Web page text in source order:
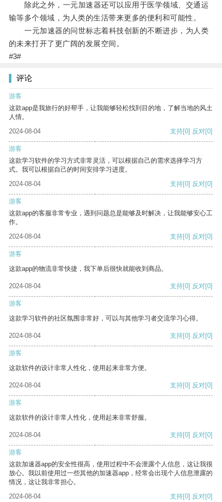
除此之外，一元加速器还可以应用于医学领域、交通运
输等多个领域，为人类的生活带来更多的便利和可能性。
一元加速器的问世标志着科技创新的不断进步，为人类
的未来打开了更广阔的发展空间。
#3#
评论
游客
这款app是我旅行的好帮手，让我能够轻松找到目的地，了解当地的风土
人情。
2024-08-04
支持[0] 反对[0]
游客
这款学习软件的学习方式非常灵活，可以根据自己的需求选择学习方
式。我可以根据自己的时间安排学习进度。
2024-08-04
支持[0] 反对[0]
游客
这款app的客服非常专业，遇到问题总是能够及时解决，让我能够安心工
作。
2024-08-04
支持[0] 反对[0]
游客
这款app的物流非常快捷，我下单后很快就能收到商品。
2024-08-04 支持[0] 反对[0]
游客
这款学习软件的社区氛围非常好，可以与其他学习者交流学习心得。
2024-08-04 支持[0] 反对[0]
游客
这款软件的设计非常人性化，使用起来非常方便。
2024-08-04 支持[0] 反对[0]
游客
这款软件的设计非常人性化，使用起来非常舒服。
2024-08-04 支持[0] 反对[0]
游客
这款加速器app的安全性很高，使用过程中不会泄露个人信息，这让我很
放心。我以前使用过一些其他的加速器app，经常会出现个人信息泄露的
情况，这让我非常担心。
2024-08-04
支持[0] 反对[0]